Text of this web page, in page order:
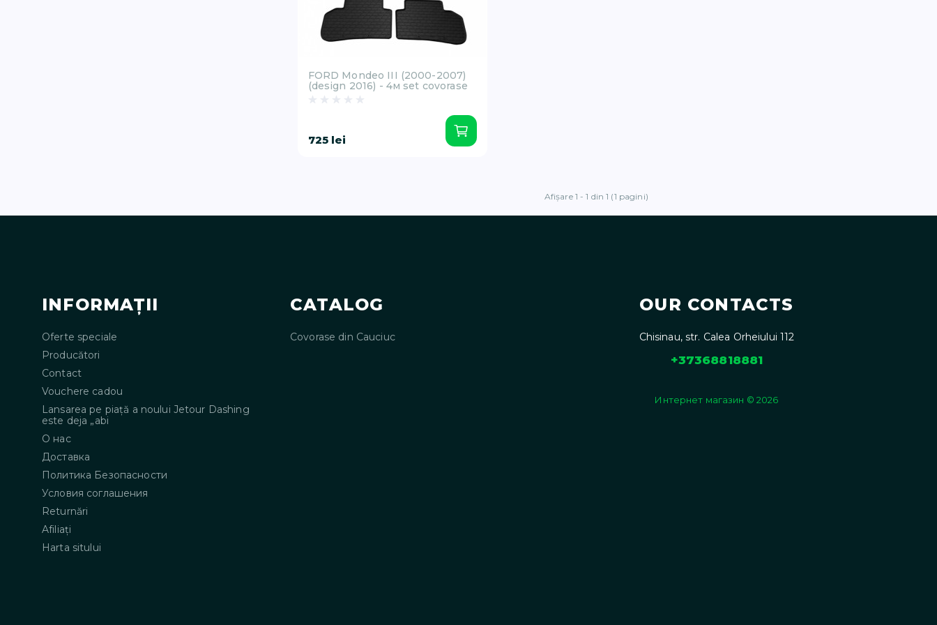
FORD Mondeo III (2000-2007)
(design 2016) - 4м set covorase
725 lei
Afişare 1 - 1 din 1 (1 pagini)
INFORMAŢII
Oferte speciale
Producători
Contact
Vouchere cadou
Lansarea pe piață a noului Jetour Dashing
este deja „abi
О нас
Доставка
Политика Безопасности
Условия соглашения
Returnări
Afiliaţi
Harta sitului
CATALOG
Covorase din Cauciuc
OUR CONTACTS
Chisinau, str. Calea Orheiului 112
+37368818881
Интернет магазин © 2026